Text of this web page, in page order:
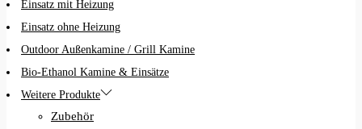
Elektrokamin Angebote
Aerzener Elektrokamine
Einsatz mit Heizung
Einsatz ohne Heizung